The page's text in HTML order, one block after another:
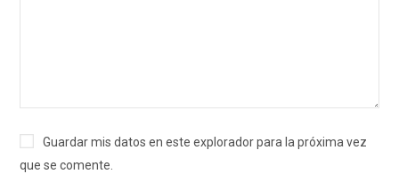
Guardar mis datos en este explorador para la próxima vez
que se comente.